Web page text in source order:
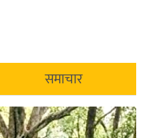
समाचार